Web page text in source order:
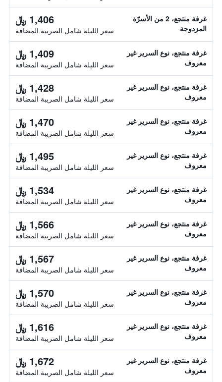
غرفة منتجع، 2 من الأسرّة
المزدوجة
1,406 ﷼
سعر الليلة شامل الصريبة المضافة
غرفة منتجع، نوع السرير غير
معروف
1,409 ﷼
سعر الليلة شامل الصريبة المضافة
غرفة منتجع، نوع السرير غير
معروف
1,428 ﷼
سعر الليلة شامل الصريبة المضافة
غرفة منتجع، نوع السرير غير
معروف
1,470 ﷼
سعر الليلة شامل الصريبة المضافة
غرفة منتجع، نوع السرير غير
معروف
1,495 ﷼
سعر الليلة شامل الصريبة المضافة
غرفة منتجع، نوع السرير غير
معروف
1,534 ﷼
سعر الليلة شامل الصريبة المضافة
غرفة منتجع، نوع السرير غير
معروف
1,566 ﷼
سعر الليلة شامل الصريبة المضافة
غرفة منتجع، نوع السرير غير
معروف
1,567 ﷼
سعر الليلة شامل الصريبة المضافة
غرفة منتجع، نوع السرير غير
معروف
1,570 ﷼
سعر الليلة شامل الصريبة المضافة
غرفة منتجع، نوع السرير غير
معروف
1,616 ﷼
سعر الليلة شامل الصريبة المضافة
غرفة منتجع، نوع السرير غير
معروف
1,672 ﷼
سعر الليلة شامل الصريبة المضافة